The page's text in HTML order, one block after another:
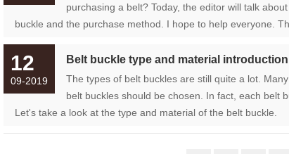
purchasing a belt? Today, the editor will talk
buckle and the purchase method. I hope to help everyone.
12
09-2019
Belt buckle type and material introduction
The types of belt buckles are still quite a lot.
belt buckles should be chosen. In fact, each belt
Let's take a look at the type and material of the belt buckle.